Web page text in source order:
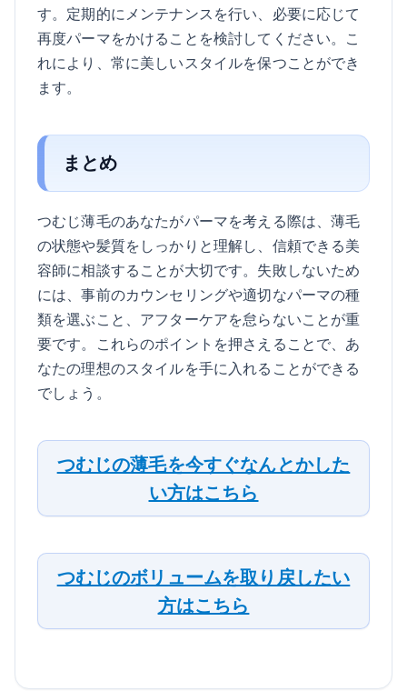
す。定期的にメンテナンスを行い、必要に応じて
再度パーマをかけることを検討してください。こ
れにより、常に美しいスタイルを保つことができ
ます。
まとめ
つむじ薄毛のあなたがパーマを考える際は、薄毛
の状態や髪質をしっかりと理解し、信頼できる美
容師に相談することが大切です。失敗しないため
には、事前のカウンセリングや適切なパーマの種
類を選ぶこと、アフターケアを怠らないことが重
要です。これらのポイントを押さえることで、あ
なたの理想のスタイルを手に入れることができる
でしょう。
つむじの薄毛を今すぐなんとかした
い方はこちら
つむじのボリュームを取り戻したい
方はこちら